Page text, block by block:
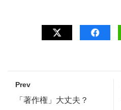
Prev
「著作権」大丈夫？